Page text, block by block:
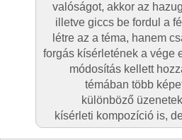
valóságot, akkor az
illetve giccs be fordul a
létre az a téma, hanem
forgás kísérletének a vége
módosítás kellett
témában több
különböző
kísérleti kompozíció is,